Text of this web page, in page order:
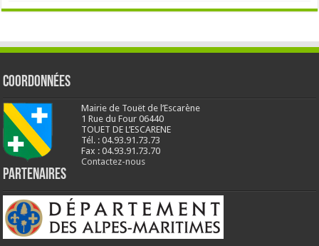
Coordonnées
Mairie de Touët de l’Escarène
1 Rue du Four 06440
TOUET DE L’ESCARENE
Tél. : 04.93.91.73.73
Fax : 04.93.91.73.70
Contactez-nous
Partenaires